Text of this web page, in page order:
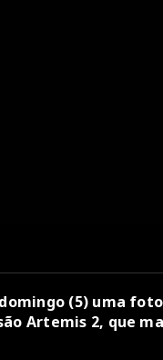
(5) uma
Artemis 2, que